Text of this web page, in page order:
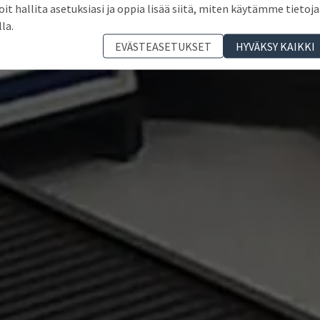
hallita asetuksiasi ja oppia lisää siitä, miten käytämme
EVÄSTEASETUKSET
HYVÄKSY KAIKKI